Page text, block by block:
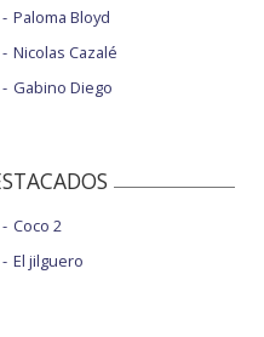
Paloma Bloyd
Nicolas Cazalé
Gabino Diego
Coco 2
El jilguero